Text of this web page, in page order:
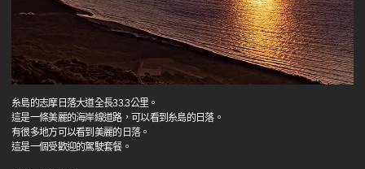
糸島的志摩日落大道全長33.3公里。
這是一條美麗的海岸線道路，可以看到糸島的日落。
有很多地方可以看到美麗的日落。
這是一個受歡迎的駕駛套餐。